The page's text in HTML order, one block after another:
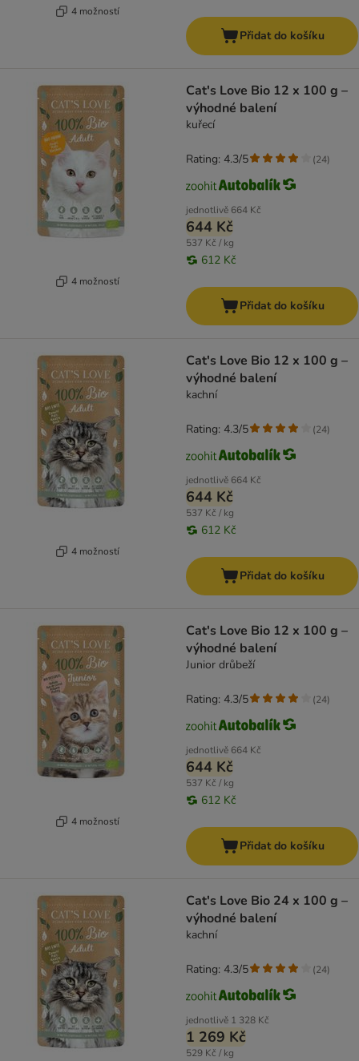
4 možností
Přidat do košíku
4 možností
Cat's Love Bio 12 x 100 g –
výhodné balení
kuřecí
jednotlivě 664 Kč
644 Kč
537 Kč / kg
612 Kč
Rating: 4.3/5 (24)
Přidat do košíku
4 možností
Cat's Love Bio 12 x 100 g –
výhodné balení
kachní
jednotlivě 664 Kč
644 Kč
537 Kč / kg
612 Kč
Rating: 4.3/5 (24)
Přidat do košíku
4 možností
Cat's Love Bio 12 x 100 g –
výhodné balení
Junior drůbeží
jednotlivě 664 Kč
644 Kč
537 Kč / kg
612 Kč
Rating: 4.3/5 (24)
Přidat do košíku
Cat's Love Bio 24 x 100 g –
výhodné balení
kachní
jednotlivě 1 328 Kč
1 269 Kč
529 Kč / kg
Rating: 4.3/5 (24)